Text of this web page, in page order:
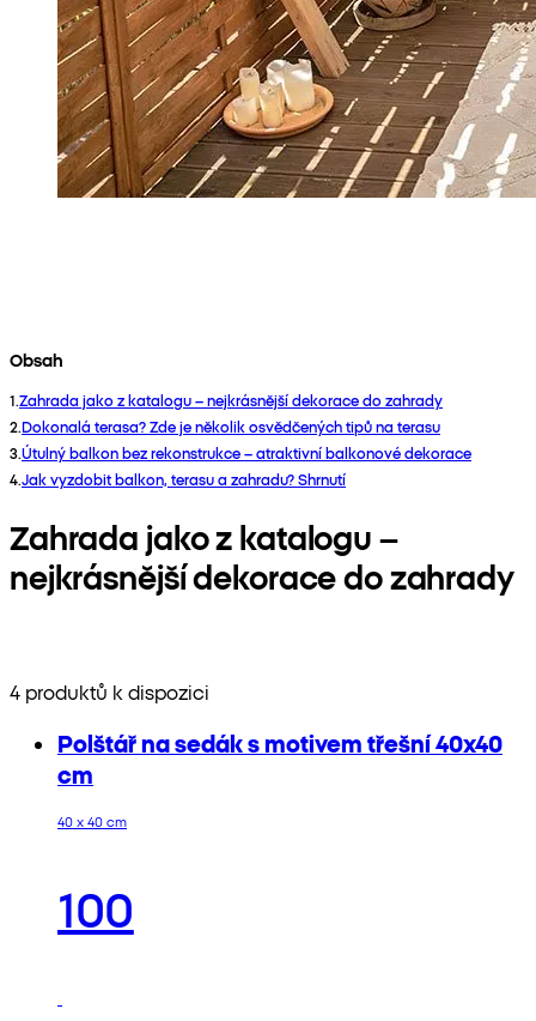
Obsah
1.Zahrada jako z katalogu – nejkrásnější dekorace do zahrady
2.Dokonalá terasa? Zde je několik osvědčených tipů na terasu
3.Útulný balkon bez rekonstrukce – atraktivní balkonové dekorace
4.Jak vyzdobit balkon, terasu a zahradu? Shrnutí
Zahrada jako z katalogu –
nejkrásnější dekorace do zahrady
4 produktů k dispozici
Polštář na sedák s motivem třešní 40x40
cm
40 x 40 cm
100